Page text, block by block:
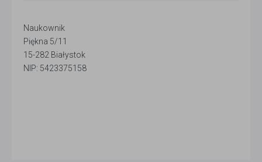
Naukownik
Piękna 5/11
15-282 Białystok
NIP: 5423375158